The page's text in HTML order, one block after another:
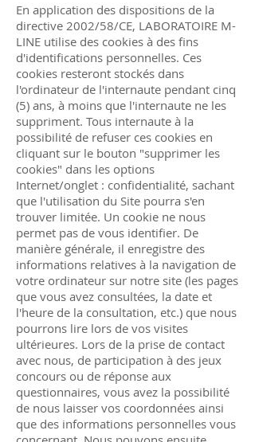
En application des dispositions de la
directive 2002/58/CE, LABORATOIRE M-
LINE utilise des cookies à des fins
d'identifications personnelles. Ces
cookies resteront stockés dans
l'ordinateur de l'internaute pendant cinq
(5) ans, à moins que l'internaute ne les
suppriment. Tous internaute à la
possibilité de refuser ces cookies en
cliquant sur le bouton "supprimer les
cookies" dans les options
Internet/onglet : confidentialité, sachant
que l'utilisation du Site pourra s'en
trouver limitée. Un cookie ne nous
permet pas de vous identifier. De
manière générale, il enregistre des
informations relatives à la navigation de
votre ordinateur sur notre site (les pages
que vous avez consultées, la date et
l'heure de la consultation, etc.) que nous
pourrons lire lors de vos visites
ultérieures. Lors de la prise de contact
avec nous, de participation à des jeux
concours ou de réponse aux
questionnaires, vous avez la possibilité
de nous laisser vos coordonnées ainsi
que des informations personnelles vous